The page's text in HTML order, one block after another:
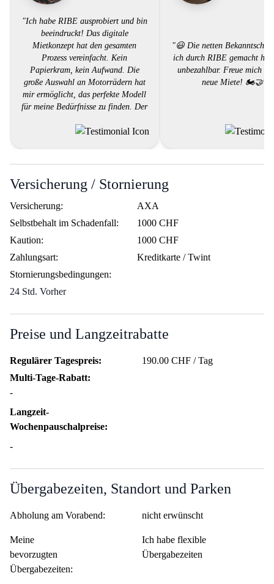
"Ich habe RIBE ausprobiert und bin
beeindruckt! Das digitale
Mietkonzept hat den gesamten
Prozess vereinfacht. Kein
Papierkram, kein Aufwand. Die
große Auswahl an Motorrädern hat
mir ermöglicht, das perfekte Modell
für meine Bedürfnisse zu finden. Der
hilfsbereit. RIBE hat definitiv
"😃 Die netten
ich durch RIBE gemacht
unbezahlbar. Freue mich
neue Miete! 🏍️🤝"
Versicherung / Stornierung
Versicherung:
AXA
Selbstbehalt im Schadenfall:
1000 CHF
Kaution:
1000 CHF
Zahlungsart:
Kreditkarte / Twint
Stornierungsbedingungen:
24 Std. Vorher
Preise und Langzeitrabatte
Regulärer Tagespreis:
190.00 CHF / Tag
Multi-Tage-Rabatt:
-
Langzeit-
Wochenpauschalpreise:
-
Übergabezeiten, Standort und Parken
Abholung am Vorabend: nicht erwünscht
Meine
bevorzugten
Übergabezeiten:
Ich habe flexible
Übergabezeiten